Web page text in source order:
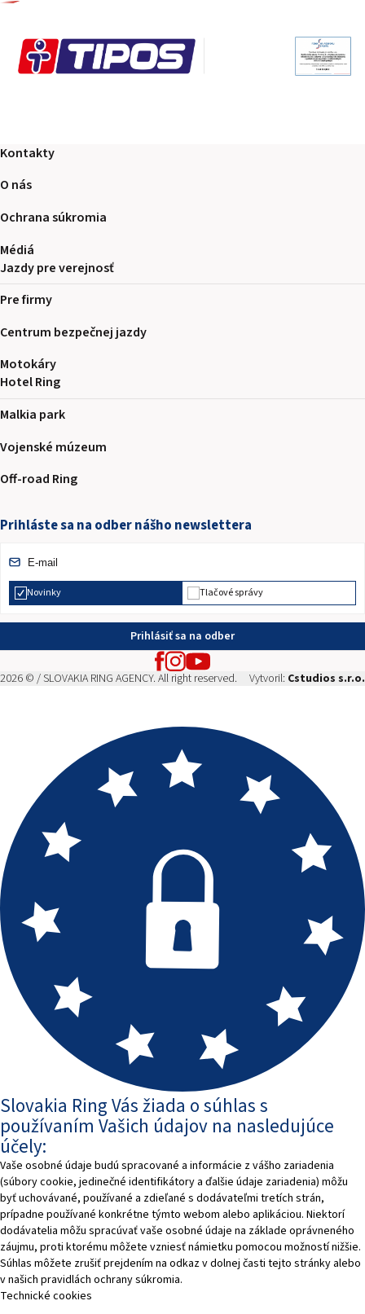
Kontakty
O nás
Ochrana súkromia
Médiá
Jazdy pre verejnosť
Pre firmy
Centrum bezpečnej jazdy
Motokáry
Hotel Ring
Malkia park
Vojenské múzeum
Off-road Ring
Prihláste sa na odber nášho newslettera
Novinky Tlačové správy
Prihlásiť sa na odber
2026 © / SLOVAKIA RING AGENCY. All right reserved. Vytvoril: Cstudios s.r.o.
Slovakia Ring Vás žiada o súhlas s
používaním Vašich údajov na nasledujúce
účely:
Vaše osobné údaje budú spracované a informácie z vášho zariadenia
(súbory cookie, jedinečné identifikátory a ďalšie údaje zariadenia) môžu
byť uchovávané, používané a zdieľané s dodávateľmi tretích strán,
prípadne používané konkrétne týmto webom alebo aplikáciou. Niektorí
dodávatelia môžu spracúvať vaše osobné údaje na základe oprávneného
záujmu, proti ktorému môžete vzniesť námietku pomocou možností nižšie.
Súhlas môžete zrušiť prejdením na odkaz v dolnej časti tejto stránky alebo
v našich pravidlách ochrany súkromia.
Technické cookies